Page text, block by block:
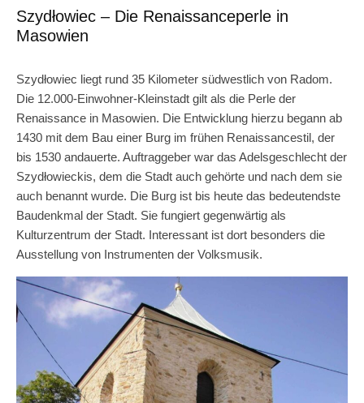
Szydłowiec – Die Renaissanceperle in
Masowien
Szydłowiec liegt rund 35 Kilometer südwestlich von Radom.
Die 12.000-Einwohner-Kleinstadt gilt als die Perle der
Renaissance in Masowien. Die Entwicklung hierzu begann ab
1430 mit dem Bau einer Burg im frühen Renaissancestil, der
bis 1530 andauerte. Auftraggeber war das Adelsgeschlecht der
Szydłowieckis, dem die Stadt auch gehörte und nach dem sie
auch benannt wurde. Die Burg ist bis heute das bedeutendste
Baudenkmal der Stadt. Sie fungiert gegenwärtig als
Kulturzentrum der Stadt. Interessant ist dort besonders die
Ausstellung von Instrumenten der Volksmusik.